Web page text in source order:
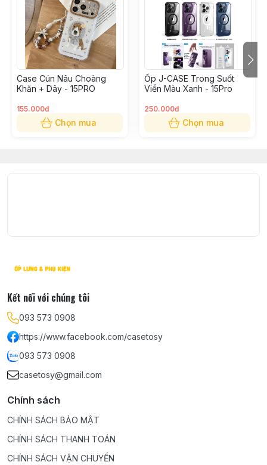
Case Cún Nâu Choàng
Khăn + Dây - 15PRO
155.000đ
Chọn mua
Ốp J-CASE Trong Suốt
Viền Màu Xanh - 15Pro
250.000đ
Chọn mua
Kết nối với chúng tôi
093 573 0908
https://www.facebook.com/casetosy
093 573 0908
casetosy@gmail.com
Chính sách
CHÍNH SÁCH BẢO MẬT
CHÍNH SÁCH THANH TOÁN
CHÍNH SÁCH VẬN CHUYỂN